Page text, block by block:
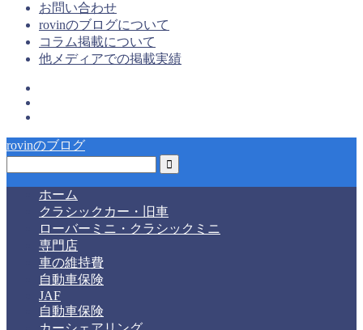
お問い合わせ
rovinのブログについて
コラム掲載について
他メディアでの掲載実績
rovinのブログ
ホーム
クラシックカー・旧車
ローバーミニ・クラシックミニ
専門店
車の維持費
自動車保険
JAF
自動車保険